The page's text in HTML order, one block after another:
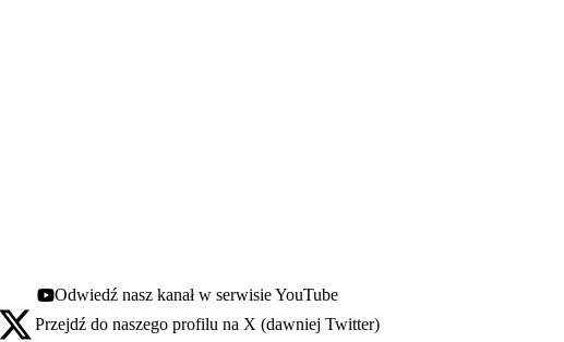
Youtube - otwiera się w nowej karcie
Odwiedź nasz kanał w serwisie YouTube
X - otwiera się w nowej karcie
Przejdź do naszego profilu na X (dawniej Twitter)